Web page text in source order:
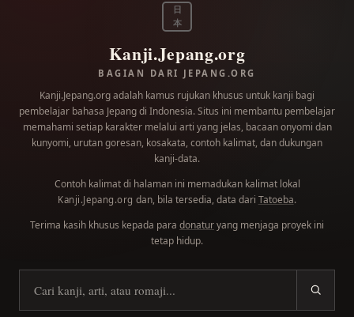
日
本
Kanji.Jepang.org
BAGIAN DARI JEPANG.ORG
Kanji.Jepang.org adalah kamus rujukan khusus untuk kanji bagi
pembelajar bahasa Jepang di Indonesia. Situs ini membantu pembelajar
memahami setiap karakter melalui arti yang jelas, bacaan onyomi dan
kunyomi, urutan goresan, kosakata, contoh kalimat, dan dukungan
kanji-data.
Contoh kalimat di halaman ini memadukan kalimat lokal
Kanji.Jepang.org dan, bila tersedia, data dari Tatoeba.
Terima kasih khusus kepada para donaturyang menjaga proyek ini
tetap hidup.
Cari kanji